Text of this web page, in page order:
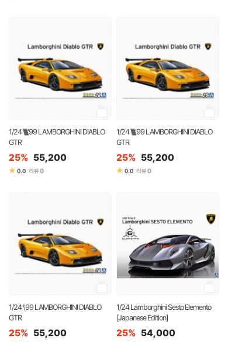
1/24 \\\\\\\'99 LAMBORGHINI DIABLO
GTR
25% 55,200
★ 0.0 리뷰0
1/24 \\\\\\\'99 LAMBORGHINI DIABLO
GTR
25% 55,200
★ 0.0 리뷰0
1/24 \'99 LAMBORGHINI DIABLO
GTR
25% 55,200
1/24 Lamborghini Sesto Elemento
[Japanese Edition]
25% 54,000